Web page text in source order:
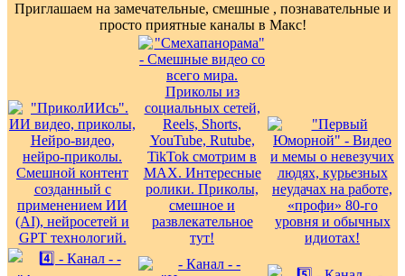
Приглашаем на замечательные, смешные , познавательные и
просто приятные каналы в Макс!